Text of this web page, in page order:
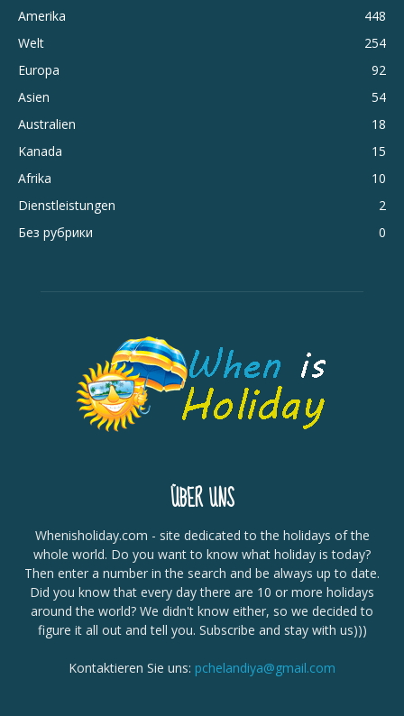
Amerika
448
Welt
254
Europa
92
Asien
54
Australien
18
Kanada
15
Afrika
10
Dienstleistungen
2
Без рубрики
0
ÜBER UNS
Whenisholiday.com - site dedicated to the holidays of the
whole world. Do you want to know what holiday is today?
Then enter a number in the search and be always up to date.
Did you know that every day there are 10 or more holidays
around the world? We didn't know either, so we decided to
figure it all out and tell you. Subscribe and stay with us)))
Kontaktieren Sie uns: pchelandiya@gmail.com